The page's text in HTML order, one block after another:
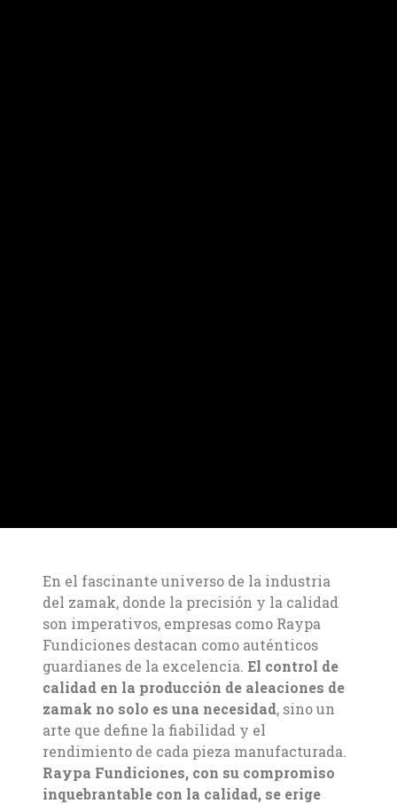
En el fascinante universo de la industria
del zamak, donde la precisión y la calidad
son imperativos, empresas como Raypa
Fundiciones destacan como auténticos
guardianes de la excelencia. El control de
calidad en la producción de aleaciones de
zamak no solo es una necesidad, sino un
arte que define la fiabilidad y el
rendimiento de cada pieza manufacturada.
Raypa Fundiciones, con su compromiso
inquebrantable con la calidad, se erige